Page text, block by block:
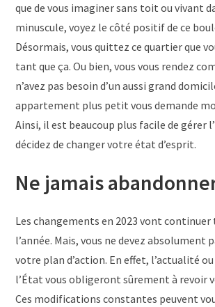
que de vous imaginer sans toit ou vivant
minuscule, voyez le côté positif de ce
Désormais, vous quittez ce quartier que
tant que ça. Ou bien, vous vous rendez
n’avez pas besoin d’un aussi grand
appartement plus petit vous demande
Ainsi, il est beaucoup plus facile de gérer
décidez de changer votre état d’esprit.
Ne jamais
Les changements en 2023 vont
l’année. Mais, vous ne devez absolument
votre plan d’action. En effet, l’actualité ou
l’État vous obligeront sûrement à revoir
Ces modifications constantes peuvent